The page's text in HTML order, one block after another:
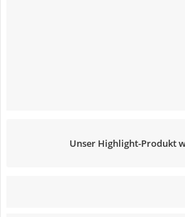
Unser Highlight-Produkt